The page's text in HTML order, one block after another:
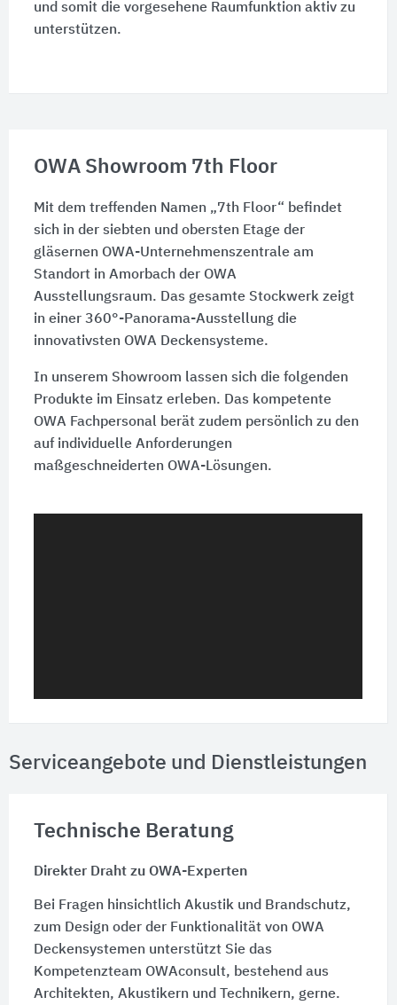
und somit die vorgesehene Raumfunktion aktiv zu
unterstützen.
OWA Showroom 7th Floor
Mit dem treffenden Namen „7th Floor“ befindet
sich in der siebten und obersten Etage der
gläsernen OWA-Unternehmenszentrale am
Standort in Amorbach der OWA
Ausstellungsraum. Das gesamte Stockwerk zeigt
in einer 360°-Panorama-Ausstellung die
innovativsten OWA Deckensysteme.
In unserem Showroom lassen sich die folgenden
Produkte im Einsatz erleben. Das kompetente
OWA Fachpersonal berät zudem persönlich zu den
auf individuelle Anforderungen
maßgeschneiderten OWA-Lösungen.
Serviceangebote und Dienstleistungen
Technische Beratung
Direkter Draht zu OWA-Experten
Bei Fragen hinsichtlich Akustik und Brandschutz,
zum Design oder der Funktionalität von OWA
Deckensystemen unterstützt Sie das
Kompetenzteam OWAconsult, bestehend aus
Architekten, Akustikern und Technikern, gerne.